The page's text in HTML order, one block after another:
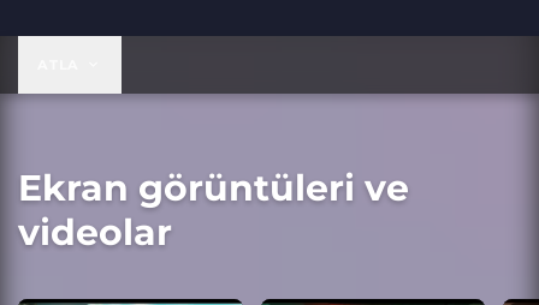
Ekran görüntüleri ve
videolar